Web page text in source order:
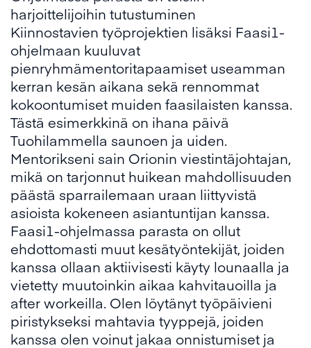
harjoittelijoihin tutustuminen
Kiinnostavien työprojektien lisäksi Faasi1-
ohjelmaan kuuluvat
pienryhmämentoritapaamiset useamman
kerran kesän aikana sekä rennommat
kokoontumiset muiden faasilaisten kanssa.
Tästä esimerkkinä on ihana päivä
Tuohilammella saunoen ja uiden.
Mentorikseni sain Orionin viestintäjohtajan,
mikä on tarjonnut huikean mahdollisuuden
päästä sparrailemaan uraan liittyvistä
asioista kokeneen asiantuntijan kanssa.
Faasi1-ohjelmassa parasta on ollut
ehdottomasti muut kesätyöntekijät, joiden
kanssa ollaan aktiivisesti käyty lounaalla ja
vietetty muutoinkin aikaa kahvitauoilla ja
after workeilla. Olen löytänyt työpäivieni
piristykseksi mahtavia tyyppejä, joiden
kanssa olen voinut jakaa onnistumiset ja